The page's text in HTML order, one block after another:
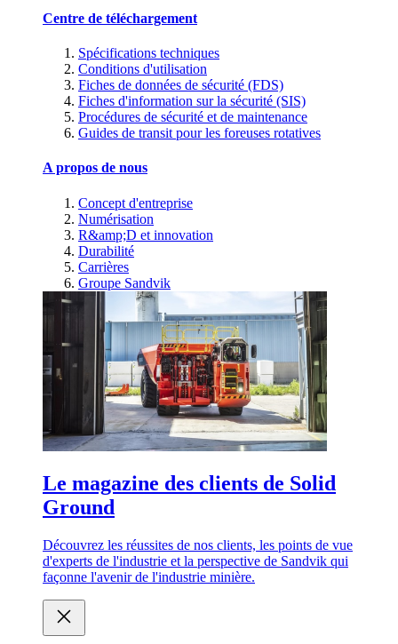
Centre de téléchargement
Spécifications techniques
Conditions d'utilisation
Fiches de données de sécurité (FDS)
Fiches d'information sur la sécurité (SIS)
Procédures de sécurité et de maintenance
Guides de transit pour les foreuses rotatives
A propos de nous
Concept d'entreprise
Numérisation
R&amp;D et innovation
Durabilité
Carrières
Groupe Sandvik
Le magazine des clients de Solid
Ground
Découvrez les réussites de nos clients, les points de vue
d'experts de l'industrie et la perspective de Sandvik qui
façonne l'avenir de l'industrie minière.